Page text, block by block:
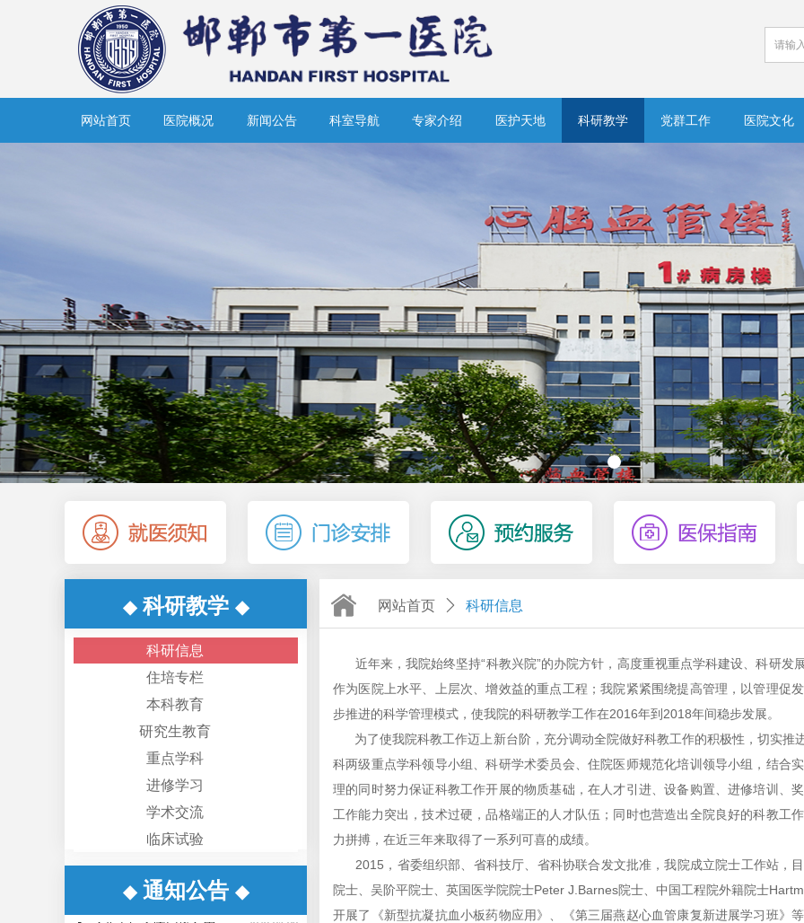
网站首页 医院概况 新闻公告 科室导航 专家介绍 医护天地 科研教学 党群工作 医院文化
近年来，我院始终坚持“科教兴院”的办院方针，高度重视重点学科建设、科研发
作为医院上水平、上层次、增效益的重点工程；我院紧紧围绕提高管理，以管理促
步推进的科学管理模式，使我院的科研教学工作在2016年到2018年间稳步发展。
为了使我院科教工作迈上新台阶，充分调动全院做好科教工作的积极性，切实推
科两级重点学科领导小组、科研学术委员会、住院医师规范化培训领导小组，结合
理的同时努力保证科教工作开展的物质基础，在人才引进、设备购置、进修培训、
工作能力突出，技术过硬，品格端正的人才队伍；同时也营造出全院良好的科教工
力拼搏，在近三年来取得了一系列可喜的成绩。
2015，省委组织部、省科技厅、省科协联合发文批准，我院成立院士工作站，
院士、吴阶平院士、英国医学院院士Peter J.Barnes院士、中国工程院外籍院士
开展了《新型抗凝抗血小板药物应用》、《第三届燕赵心血管康复新进展学习班》
网站首页 ꄲ 科研信息
◆科研教学 ◆
科研信息
住培专栏
本科教育
研究生教育
重点学科
进修学习
学术交流
临床试验
◆通知公告 ◆
【重要通知】邯郸市第一医院互联网医院升级公告省三院驻邯骨科专家2026全年门诊排班表
【北上广名医门诊】中国医学科学院肿瘤医院胸外科专家薛奇教授来院坐诊
【京津冀名医门诊】我院功能神经外科名誉主任、天津环湖医院尹绍雅教授
【京津冀名医门诊】我院名誉院长、省二院肝胆胰外科专家刘建华教授
【周末专家邯郸行】首都医科大学附属北京世纪坛医院于睿莉教授来院坐诊
【北上广名医门诊】中国医学科学院肿瘤医院胸外科专家薛奇教授来院坐诊
【京津冀名医门诊】我院功能神经外科名誉主任、天津环湖医院尹绍雅教授
【京津冀名医门诊】我院功能神经外科名誉主任、天津环湖医院尹绍雅教授
邯郸市第一医院脑血管疑难病例MDT团队
【北上广名医】北京大学人民医院心内科专家刘文玲教授来我院坐诊
守护成长每一步！我院性发育异常MDT团队“一站式”守护儿童青少年健康
【京津冀名医门诊】我院功能神经外科名誉主任、天津环湖医院尹绍雅教授